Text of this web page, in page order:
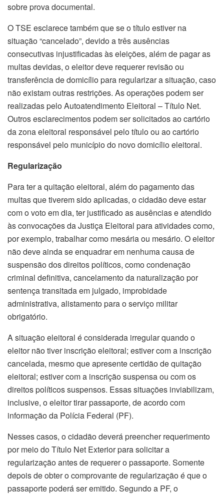
sobre prova documental.
O TSE esclarece também que se o título estiver na
situação “cancelado”, devido a três ausências
consecutivas injustificadas às eleições, além de pagar as
multas devidas, o eleitor deve requerer revisão ou
transferência de domicílio para regularizar a situação, caso
não existam outras restrições. As operações podem ser
realizadas pelo Autoatendimento Eleitoral – Título Net.
Outros esclarecimentos podem ser solicitados ao cartório
da zona eleitoral responsável pelo título ou ao cartório
responsável pelo município do novo domicílio eleitoral.
Regularização
Para ter a quitação eleitoral, além do pagamento das
multas que tiverem sido aplicadas, o cidadão deve estar
com o voto em dia, ter justificado as ausências e atendido
às convocações da Justiça Eleitoral para atividades como,
por exemplo, trabalhar como mesária ou mesário. O eleitor
não deve ainda se enquadrar em nenhuma causa de
suspensão dos direitos políticos, como condenação
criminal definitiva, cancelamento da naturalização por
sentença transitada em julgado, improbidade
administrativa, alistamento para o serviço militar
obrigatório.
A situação eleitoral é considerada irregular quando o
eleitor não tiver inscrição eleitoral; estiver com a inscrição
cancelada, mesmo que apresente certidão de quitação
eleitoral; estiver com a inscrição suspensa ou com os
direitos políticos suspensos. Essas situações inviabilizam,
inclusive, o eleitor tirar passaporte, de acordo com
informação da Polícia Federal (PF).
Nesses casos, o cidadão deverá preencher requerimento
por meio do Título Net Exterior para solicitar a
regularização antes de requerer o passaporte. Somente
depois de obter o comprovante de regularização é que o
passaporte poderá ser emitido. Segundo a PF, o